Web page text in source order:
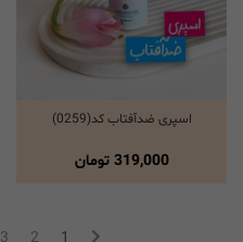
انتخاب گزینه ها
اسپری ضدآفتاب کد(0259)
319,000 تومان